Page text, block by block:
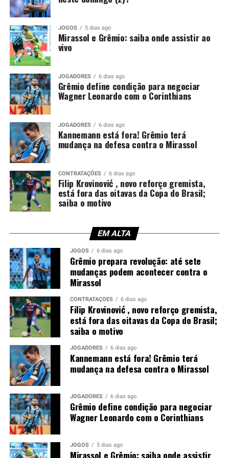
Embora o episódio tenha ocorrido antes da pausa para a
Copa do Mundo, a punição segue válida e será cumprida
apenas agora. Por isso, o argentino ficará fora
justamente em um confronto decisivo, no momento em
que o Tricolor busca recuperação após a eliminação na
Copa Sul-Americana.
Kannemann recebeu críticas da
torcida
O lance que tirou Kannemann da partida ocorreu no dia
14 de maio, diante do Confiança-SE. Na ocasião, o
defensor entrou no intervalo para substituir Balbuena,
mas permaneceu pouco tempo em campo. Aos 29
minutos da etapa final, o árbitro Lucas Torezin mostrou
o segundo cartão amarelo e, na sequência, o vermelho.
torcedores. Afinal, o experiente zagueiro recebeu duas
advertências em menos de meia hora, comprometendo a
equipe em um momento importante do confronto.
Você precisa ver também:
Brasil; saiba o motivo
Luís Castro avalia alternativas
Sem Kannemann à disposição, Luís Castro analisa as
opções para montar a defesa. A tendência aponta para a
entrada de Wagner Leonardo, que disputa posição com
Luís Eduardo para atuar ao lado de Gustavo Martins. A
definição deve acontecer nos últimos treinamentos
antes da partida.
Contudo, a ausência do ídolo gremista abre espaço para
outro defensor mostrar serviço em um confronto de
JOGOS 5 dias ago
Mirassol e Grêmio: saiba onde assistir ao
vivo
JOGADORES 6 dias ago
Grêmio define condição para negociar
Wagner Leonardo com o Corinthians
JOGADORES 6 dias ago
Kannemann está fora! Grêmio terá
mudança na defesa contra o Mirassol
CONTRATAÇÕES 6 dias ago
Filip Krovinović , novo reforço gremista,
está fora das oitavas da Copa do Brasil;
saiba o motivo
EM ALTA
JOGOS 6 dias ago
Grêmio prepara revolução: até sete
mudanças podem acontecer contra o
Mirassol
CONTRATAÇÕES 6 dias ago
Filip Krovinović , novo reforço gremista,
está fora das oitavas da Copa do Brasil;
saiba o motivo
JOGADORES 6 dias ago
Kannemann está fora! Grêmio terá
mudança na defesa contra o Mirassol
JOGADORES 6 dias ago
Grêmio define condição para negociar
Wagner Leonardo com o Corinthians
JOGOS 5 dias ago
Mirassol e Grêmio: saiba onde assistir